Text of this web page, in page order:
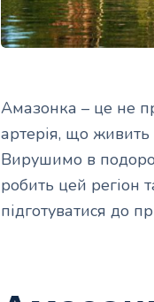
Амазонка – це не
артерія, що живить
Вирушимо в
робить цей регіон
підготуватися до